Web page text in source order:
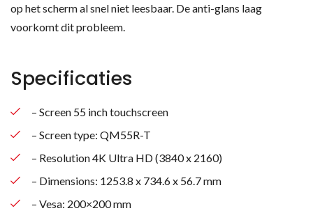
op het scherm al snel niet leesbaar. De anti-glans laag
voorkomt dit probleem.
Specificaties
– Screen 55 inch touchscreen
– Screen type: QM55R-T
– Resolution 4K Ultra HD (3840 x 2160)
– Dimensions: 1253.8 x 734.6 x 56.7 mm
– Vesa: 200×200 mm